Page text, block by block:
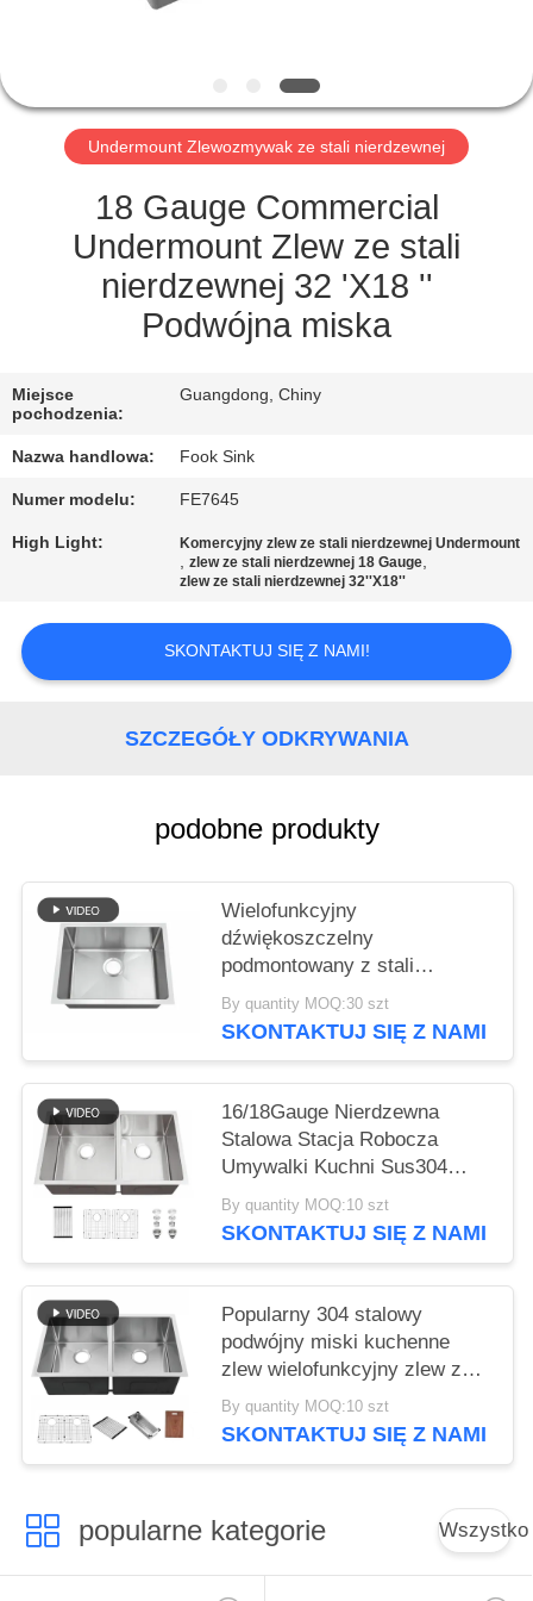
KONTROLA
SKONTAKTUJ
NAMI
POPROSIĆ
WYCENĘ
SITEMAP
PRIVACY
Undermount Zlewozmywak ze stali nierdzewnej
18 Gauge Commercial
Undermount Zlew ze stali
nierdzewnej 32 'X18 ''
Podwójna miska
Miejsce
pochodzenia:
Guangdong, Chiny
Nazwa handlowa: Fook Sink
Numer modelu: FE7645
High Light: Komercyjny zlew ze stali nierdzewnej Undermount
,zlew ze stali nierdzewnej 18 Gauge,
zlew ze stali nierdzewnej 32''X18''
SKONTAKTUJ SIĘ Z NAMI!
SZCZEGÓŁY ODKRYWANIA
podobne produkty
Wielofunkcyjny
dźwiękoszczelny
podmontowany z stali
nierdzewnej 304 zlewy
kuchenne na zamówienie
zlewy użyteczności
Fregaderos De Cocina
By quantity MOQ:30 szt
SKONTAKTUJ SIĘ Z NAMI
16/18Gauge Nierdzewna
Stalowa Stacja Robocza
Umywalki Kuchni Sus304
Szczotkowane 32x19 cali
Podwójny zlew do kuchni
By quantity MOQ:10 szt
SKONTAKTUJ SIĘ Z NAMI
Popularny 304 stalowy
podwójny miski kuchenne
zlew wielofunkcyjny zlew z
akcesoriami
By quantity MOQ:10 szt
SKONTAKTUJ SIĘ Z NAMI
popularne kategorie Wszystko